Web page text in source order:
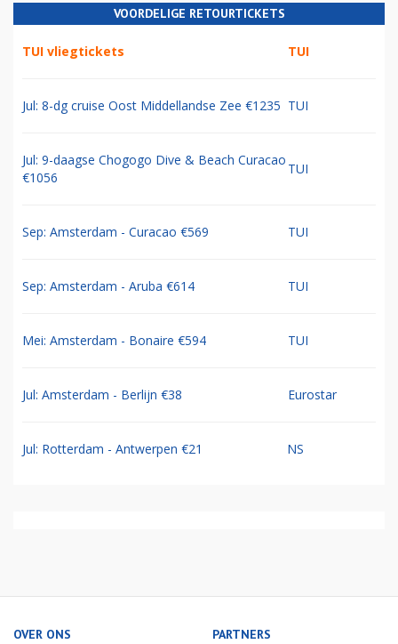
VOORDELIGE RETOURTICKETS
TUI vliegtickets TUI
Jul: 8-dg cruise Oost Middellandse Zee €1235 TUI
Jul: 9-daagse Chogogo Dive & Beach Curacao
€1056
TUI
Sep: Amsterdam - Curacao €569 TUI
Sep: Amsterdam - Aruba €614 TUI
Mei: Amsterdam - Bonaire €594 TUI
Jul: Amsterdam - Berlijn €38 Eurostar
Jul: Rotterdam - Antwerpen €21 NS
OVER ONS PARTNERS